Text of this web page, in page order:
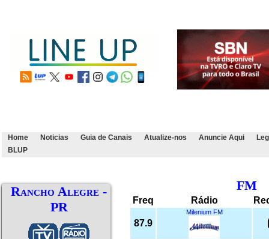
Home Noticias Guia de Canais Atualize-nos Anuncie Aqui
BLUP
Rancho Alegre -
PR
FM
Freq Rádio
87.9
Milenium FM